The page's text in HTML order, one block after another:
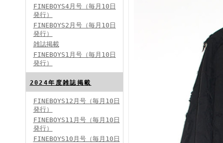
FINEBOYS2024年6月号
FINEBOYS2024年5月号
FINEBOYS4月号（毎月10日
発行）
FINEBOYS2月号（毎月10日
発行）
雑誌掲載
FINEBOYS1月号（毎月10日
発行）
2024年度雑誌掲載
FINEBOYS12月号（毎月10日
発行）
FINEBOYS11月号（毎月10日
発行）
FINEBOYS10月号（毎月10日